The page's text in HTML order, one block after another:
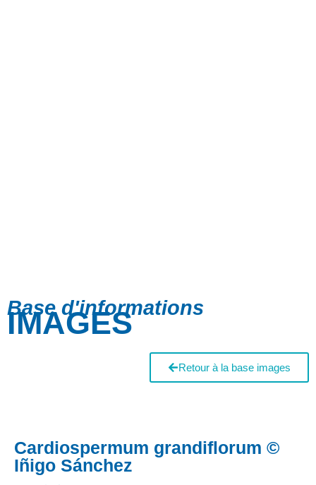
Base d'informations
IMAGES
Retour à la base images
Cardiospermum grandiflorum ©
Iñigo Sánchez